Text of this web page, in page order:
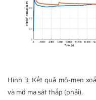
Hình 3: Kết quả mô-men
và mỡ ma sát thấp (phải).